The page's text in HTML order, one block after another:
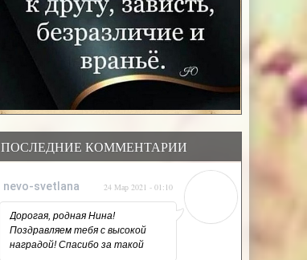
ПОСЛЕДНИЕ КОММЕНТАРИИ
nevo-svetlana 24 Мар 2021 - 01:10
Дорогая, родная Нина!
Поздравляем тебя с высокой
наградой! Спасибо за такой